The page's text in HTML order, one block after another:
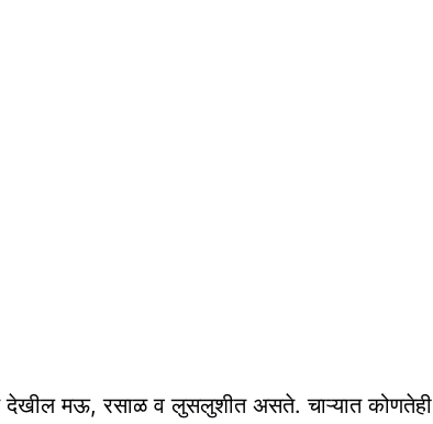
देखील मऊ, रसाळ व लुसलुशीत असते. चाऱ्यात कोणतेही